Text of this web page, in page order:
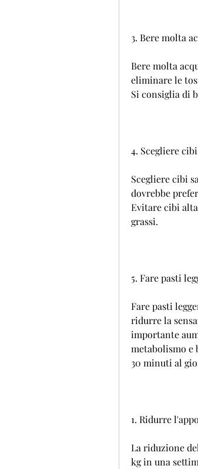
3. Bere molta
Bere molta
eliminare le
Si consiglia di
4. Scegliere
Scegliere cibi
dovrebbe
Evitare cibi
grassi.
5. Fare pasti
Fare pasti
ridurre la
importante
metabolismo e
30 minuti al
1. Ridurre
La riduzione
kg in una